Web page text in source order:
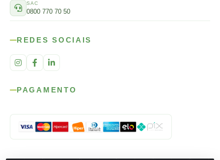
SAC
0800 770 70 50
REDES SOCIAIS
PAGAMENTO